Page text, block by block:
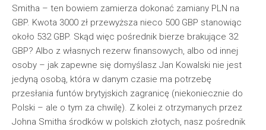
Smitha – ten bowiem zamierza dokonać zamiany PLN na
GBP. Kwota 3000 zł przewyższa nieco 500 GBP stanowiąc
około 532 GBP. Skąd więc pośrednik bierze brakujące 32
GBP? Albo z własnych rezerw finansowych, albo od innej
osoby – jak zapewne się domyślasz Jan Kowalski nie jest
jedyną osobą, która w danym czasie ma potrzebę
przesłania funtów brytyjskich zagranicę (niekoniecznie do
Polski – ale o tym za chwilę). Z kolei z otrzymanych przez
Johna Smitha środków w polskich złotych, nasz pośrednik